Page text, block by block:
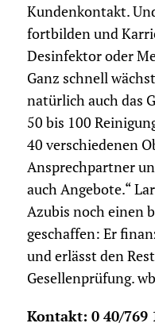
Kundenkontakt.
fortbilden und
Desinfektor oder
Ganz schnell
natürlich auch das
50 bis 100
40 verschiedenen
Ansprechpartner
auch Angebote.“
Azubis noch einen
geschaffen: Er
und erlässt den
Gesellenprüfung. wb
Kontakt: 0 40/769